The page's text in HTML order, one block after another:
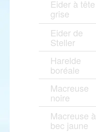
Eider à tête
grise
Eider de
Steller
Harelde
boréale
Macreuse
noire
Macreuse à
bec jaune